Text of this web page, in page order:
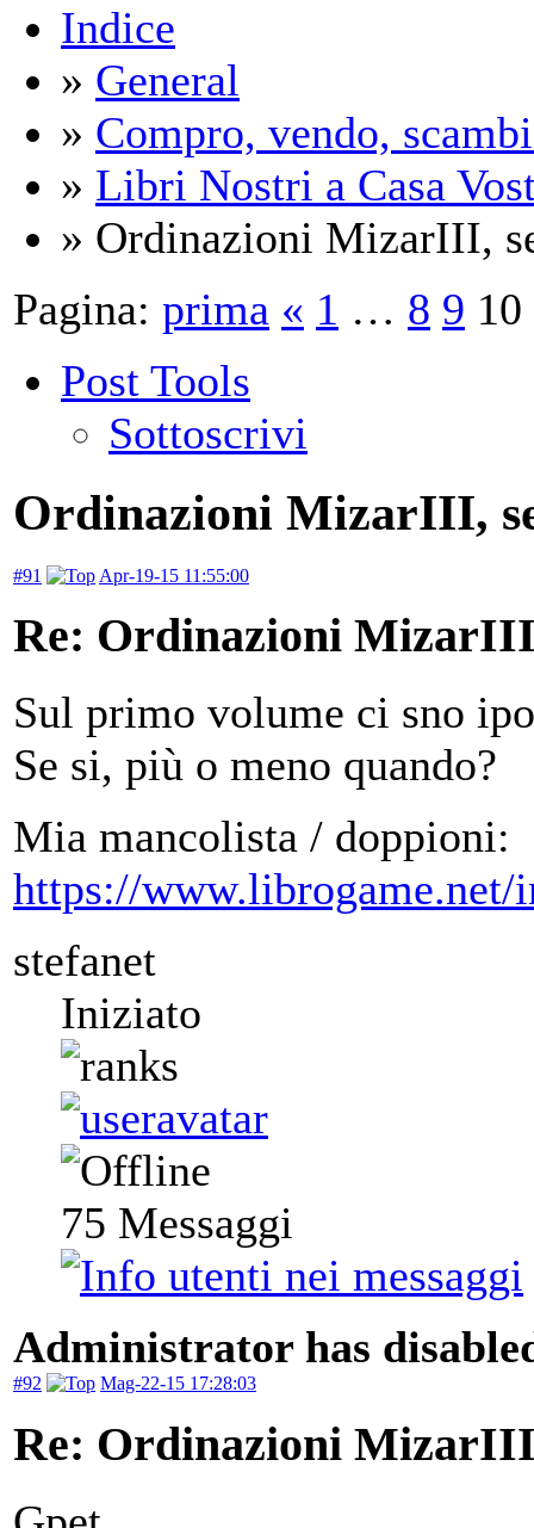
Indice
» General
» Compro, vendo,
» Libri Nostri a Casa
» Ordinazioni MizarIII,
Pagina: prima « 1 … 8 9 10
Post Tools
Sottoscrivi
Ordinazioni MizarIII,
#91 Apr-19-15 11:55:00
Re: Ordinazioni
Sul primo volume ci sno
Se si, più o meno quando?
Mia mancolista / doppioni:
https://
stefanet
Iniziato
75 Messaggi
Administrator has
#92 Mag-22-15 17:28:03
Re: Ordinazioni